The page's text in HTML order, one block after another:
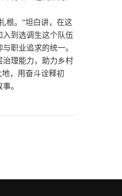
根。”坦白讲，在这
到选调生这个队伍
职业追求的统一。
治理能力，助力乡村
，用奋斗诠释初
。